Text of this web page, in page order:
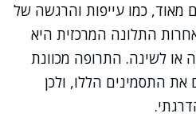
מאוד, כמו עייפות והרגשה של
התלונה המרכזית היא
או לשינה. התרופה מכוונת
את התסמינים הללו, ולכן